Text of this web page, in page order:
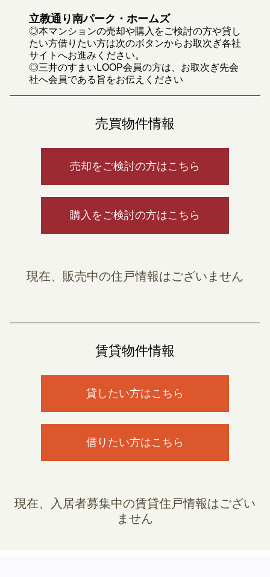
立教通り南パーク・ホームズ
◎本マンションの売却や購入をご検討の方や貸し
たい方借りたい方は次のボタンからお取次ぎ各社
サイトへお進みください。
◎三井のすまいLOOP会員の方は、お取次ぎ先会
社へ会員である旨をお伝えください
売買物件情報
売却をご検討の方はこちら
購入をご検討の方はこちら
現在、販売中の住戸情報はございません
賃貸物件情報
貸したい方はこちら
借りたい方はこちら
現在、入居者募集中の賃貸住戸情報はござい
ません